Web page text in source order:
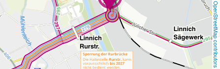
OpenStreetMap contributors